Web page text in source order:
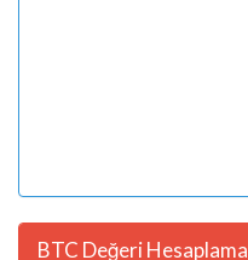
BTC Değeri Hesaplama